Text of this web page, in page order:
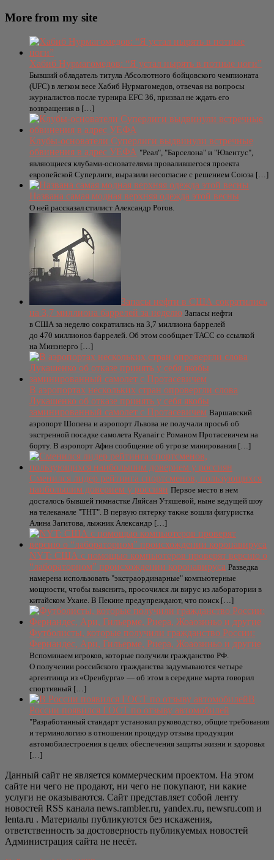
More from my site
Хабиб Нурмагомедов: “Я устал нырять в потные ноги”
Бывший обладатель титула Абсолютного бойцовского чемпионата
(UFC) в легком весе Хабиб Нурмагомедов, отвечая на вопросы
журналистов после турнира EFC 36, призвал не ждать его
возвращения в […]
Клубы-основатели Суперлиги выдвинули встречные
обвинения в адрес УЕФА "Реал", "Барселона" и "Ювентус",
являющиеся клубами-основателями провалившегося проекта
европейской Суперлиги, выразили несогласие с решением Союза […]
Названа самая модная верхняя одежда этой весны
О ней рассказал стилист Александр Рогов.
Запасы нефти в США сократились
на 3,7 миллиона баррелей за неделю Запасы нефти
в США за неделю сократились на 3,7 миллиона баррелей
до 470 миллионов баррелей. Об этом сообщает ТАСС со ссылкой
на Минэнерго […]
В аэропортах нескольких стран опровергли слова
Лукашенко об отказе принять у себя якобы
заминированный самолет c Протасевичем Варшавский
аэропорт Шопена и аэропорт Львова не получали просьб об
экстренной посадке самолета Ryanair с Романом Протасевичем на
борту. В аэропорт Афин сообщение об угрозе минирования […]
Сменился лидер рейтинга спортсменов, пользующихся
наибольшим доверием у россиян Первое место в нем
досталось бывшей гимнастке Ляйсан Утяшевой, ныне ведущей шоу
на телеканале "ТНТ". В первую пятерку также вошли фигуристка
Алина Загитова, лыжник Александр […]
NYT: США с помощью компьютеров проверят версию о
“лабораторном” происхождении коронавируса Разведка
намерена использовать "экстраординарные" компьютерные
мощности, чтобы выяснить, просочился ли вирус из лаборатории в
китайском Ухане. В Пекине предупреждают, что поиск […]
Футболисты, которые получили гражданство России:
Фернандес, Ари, Гильерме, Риера, Жоаозиньо и другие
Вспоминаем игроков, которые получили гражданство РФ.
О получении российского гражданства задумываются четыре
аргентинца из «Оренбурга» — об этом в середине марта говорил
спортивный […]
В
России появился ГОСТ по отзыву автомобилей
"Разработанный стандарт установил руководство, общие требования
и терминологию в отношении процедур отзыва продукции
автомобилестроения в целях обеспечения защиты жизни и здоровья
[…]
Данный сайт не является коммерческим проектом. На этом
сайте ни чего не продают, ни чего не покупают, ни какие
услуги не оказываются. Сайт представляет собой ленту
новостей RSS канала news.rambler.ru, yandex.ru, newsru.com и
lenta.ru . Материалы публикуются без искажения,
ответственность за достоверность публикуемых новостей
Администрация сайта не несёт.